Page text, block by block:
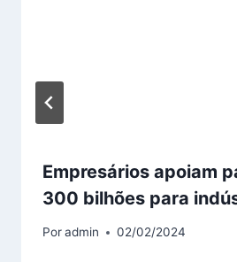
Empresários apoiam
300 bilhões para
Poradmin 02/02/2024